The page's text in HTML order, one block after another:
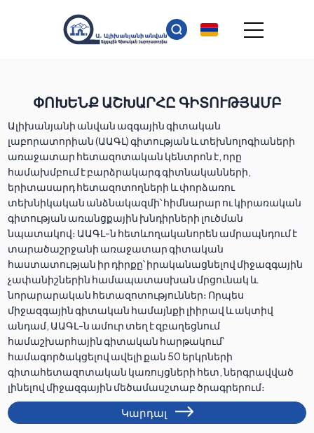
ՓՈԽԵՆՔ ԱՇԽԱՐՀԸ ԳԻՏՈՒԹՅԱՄԲ
Ալիխանյանի անվան ազգային գիտական
լաբորատորիան (ԱԱԳԼ) գիտության և տեխնոլոգիաների
առաջատար հետազոտական կենտրոն է, որը
համախմբում է բարձրակարգ գիտնականների,
երիտասարդ հետազոտողների և փորձառու
տեխնիկական անձնակազմի՝ հիմնարար ու կիրառական
գիտության առանցքային խնդիրների լուծման
նպատակով։ ԱԱԳԼ-ն հետևողականորեն ամրապնդում է
տարածաշրջանի առաջատար գիտական
հաստատության իր դիրքը՝ իրականացնելով միջազգային
չափանիշներին համապատասխան մրցունակ և
նորարարական հետազոտություններ։ Որպես
միջազգային գիտական համայնքի լիիրավ և ակտիվ
անդամ, ԱԱԳԼ-ն ամուր տեղ է զբաղեցնում
համաշխարհային գիտական հարթակում՝
համագործակցելով ավելի քան 50 երկրների
գիտահետազոտական կառույցների հետ, ներգրավված
լինելով միջազգային մեծամասշտաբ ծրագրերում։
Կարդալ